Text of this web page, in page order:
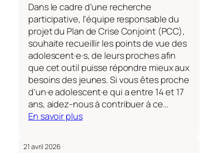
Dans le cadre d’une recherche
participative, l’équipe responsable du
projet du Plan de Crise Conjoint (PCC),
souhaite recueillir les points de vue des
adolescent·e·s, de leurs proches afin
que cet outil puisse répondre mieux aux
besoins des jeunes. Si vous êtes proche
d’un·e adolescent·e qui a entre 14 et 17
ans, aidez-nous à contribuer à ce…
En savoir plus:
21 avril 2026